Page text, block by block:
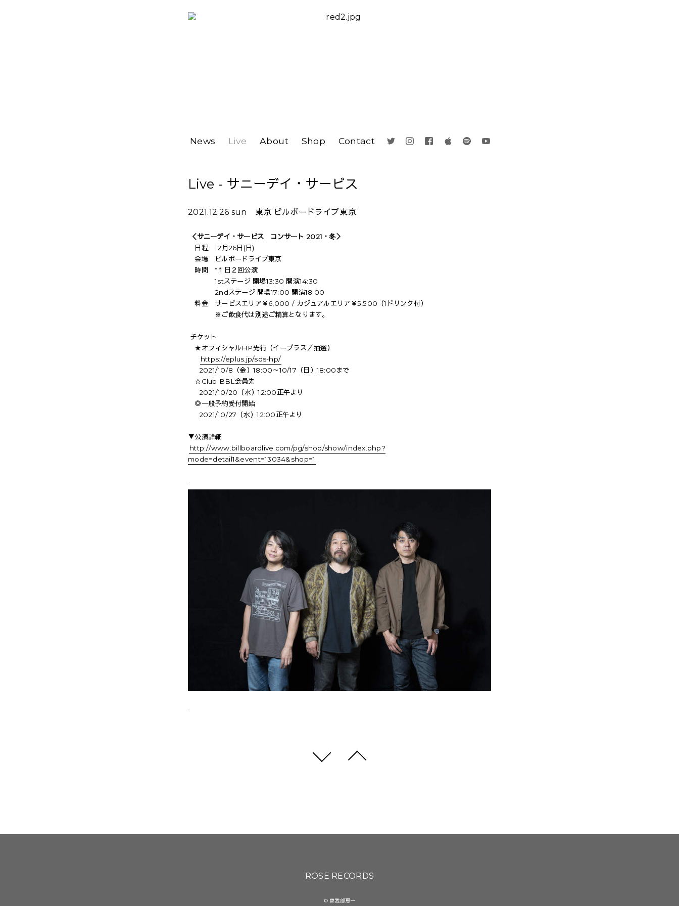
News Live About Shop Contact
Live - サニーデイ・サービス
2021.12.26 sun 東京 ビルボードライブ東京
＜サニーデイ・サービス コンサート 2021・冬＞
日程 12月26日(日)
会場 ビルボードライブ東京
時間 *１日２回公演
1stステージ 開場13:30 開演14:30
2ndステージ 開場17:00 開演18:00
料金 サービスエリア￥6,000 / カジュアルエリア￥5,500（1ドリンク付）
※ご飲食代は別途ご精算となります。
チケット
★オフィシャルHP先行（イープラス／抽選）
https://eplus.jp/sds-hp/
2021/10/8（金）18:00～10/17（日）18:00まで
☆Club BBL会員先
2021/10/20（水）12:00正午より
◎一般予約受付開始
2021/10/27（水）12:00正午より
▼公演詳細
http://www.billboardlive.com/pg/shop/show/index.php?
mode=detail1&event=13034&shop=1
ROSE RECORDS
© 曽我部恵一